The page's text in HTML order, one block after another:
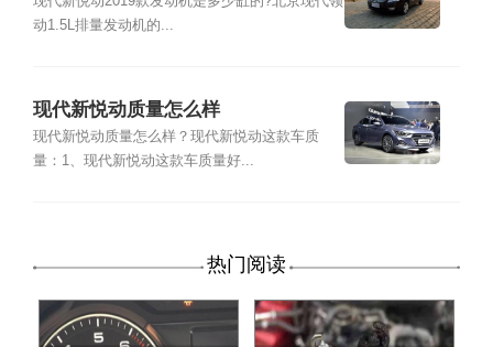
动1.5L排量发动机的...
现代新悦动质量怎么样
现代新悦动质量怎么样？现代新悦动这款车质
量：1、现代新悦动这款车质量好...
热门阅读